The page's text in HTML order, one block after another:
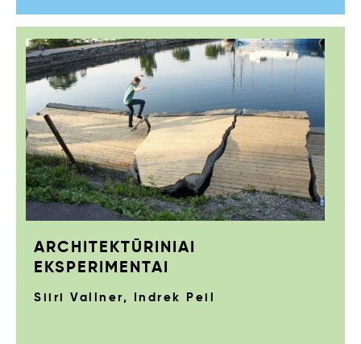
ARCHITEKTŪRINIAI
EKSPERIMENTAI
Siiri Vallner, Indrek Peil